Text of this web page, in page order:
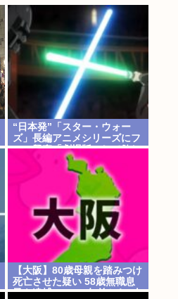
“日本発”「スター・ウォー
ズ」長編アニメシリーズにフ
ァン興奮「劇場版にして欲し
い」「艦隊戦も派手で面白
【大阪】80歳母親を踏みつけ
死亡させた疑い 58歳無職息
子を逮捕 13～14年前から2人